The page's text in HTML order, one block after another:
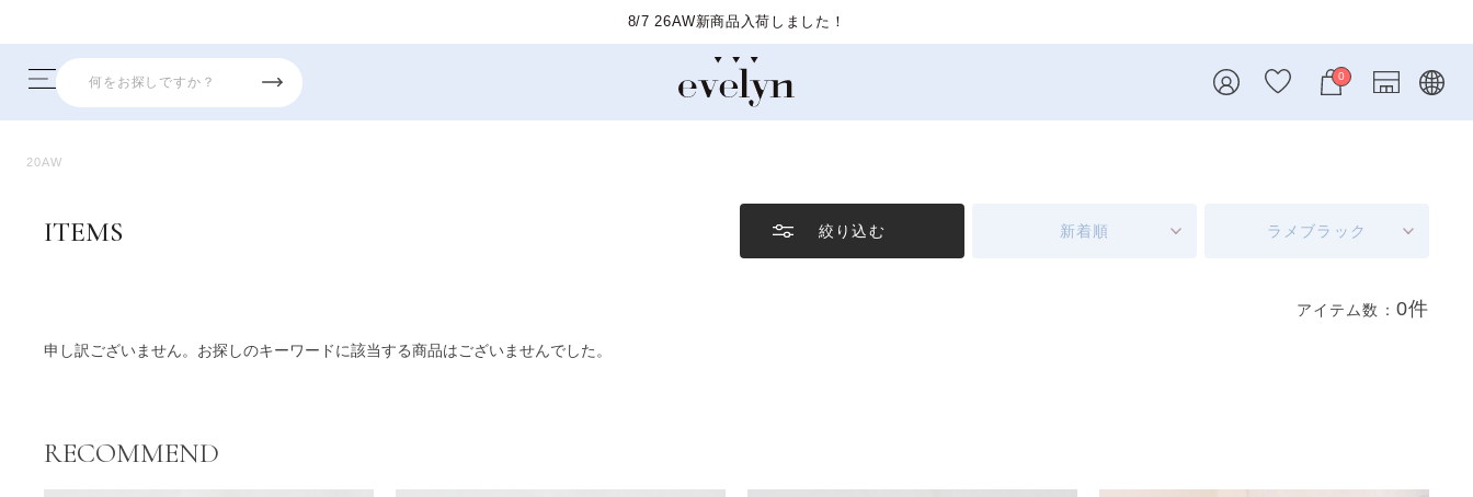
8/7 26AW新商品入荷しました！
0
20AW
ITEMS 絞り込む 新着順 ラメブラック
アイテム数： 0件
商品一覧
申し訳ございません。お探しのキーワードに該当する商品はございませんでした。
RECOMMEND